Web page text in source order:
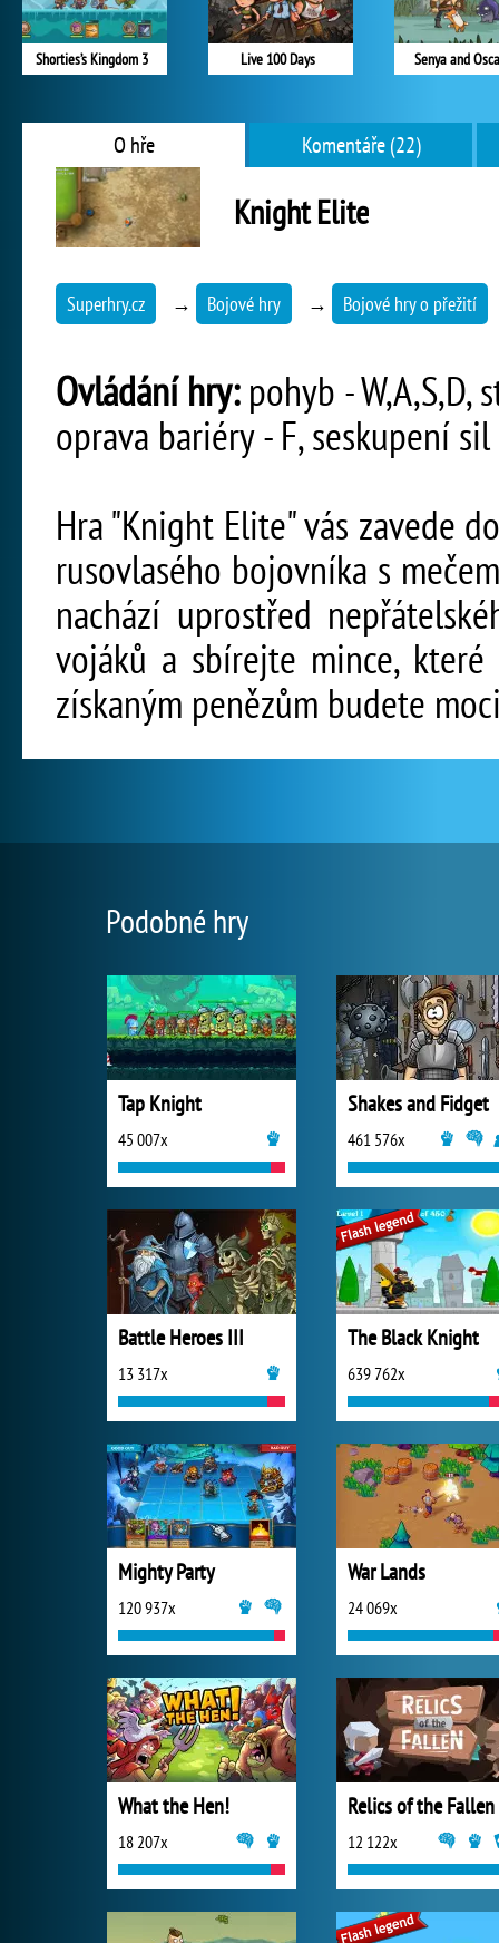
Shorties’s Kingdom 3 Live 100 Days Senya and
O hře Komentáře (22)
Knight Elite
Superhry.cz → Bojové hry → Bojové hry o přežití
Ovládání hry:pohyb - W,A,S,D,
oprava bariéry - F, seskupení
Hra "Knight Elite" vás zavede
rusovlasého bojovníka s
nachází uprostřed
vojáků a sbírejte mince,
získaným penězům budete
Podobné hry
Tap Knight
45 007x
Shakes and Fidget
461 576x
Battle Heroes III
13 317x
The Black Knight
639 762x
Mighty Party
120 937x
War Lands
24 069x
What the Hen!
18 207x
Relics of the Fallen
12 122x